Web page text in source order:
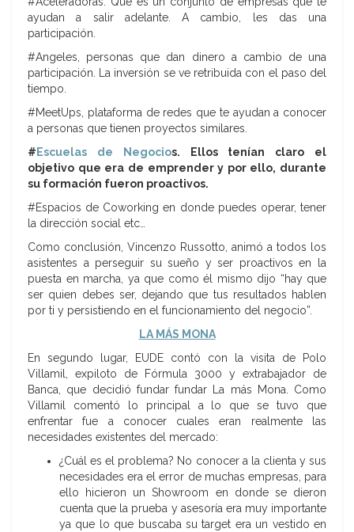
ayudan a salir adelante. A cambio, les das una
participación.
#Angeles, personas que dan dinero a cambio de una
participación. La inversión se ve retribuida con el paso del
tiempo.
#MeetUps, plataforma de redes que te ayudan a conocer
a personas que tienen proyectos similares.
# Escuelas de Negocios. Ellos tenían claro el
objetivo que era de emprender y por ello, durante
su formación fueron proactivos.
#Espacios de Coworking en donde puedes operar, tener
la dirección social etc…
Como conclusión, Vincenzo Russotto, animó a todos los
asistentes a perseguir su sueño y ser proactivos en la
puesta en marcha, ya que como él mismo dijo “hay que
ser quien debes ser, dejando que tus resultados hablen
por ti y persistiendo en el funcionamiento del negocio”.
LA MÁS MONA
En segundo lugar, EUDE contó con la visita de Polo
Villamil, expiloto de Fórmula 3000 y extrabajador de
Banca, que decidió fundar fundar La más Mona. Como
Villamil comentó lo principal a lo que se tuvo que
enfrentar fue a conocer cuales eran realmente las
necesidades existentes del mercado:
¿Cuál es el problema? No conocer a la clienta y sus
necesidades era el error de muchas empresas, para
ello hicieron un Showroom en donde se dieron
cuenta que la prueba y asesoría era muy importante
ya que lo que buscaba su target era un vestido en